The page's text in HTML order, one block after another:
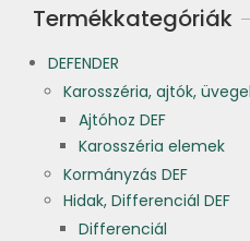
Termékkategóriák
DEFENDER
Karosszéria, ajtók,
Ajtóhoz DEF
Karosszéria elemek
Kormányzás DEF
Hidak, Differenciál DEF
Differenciál